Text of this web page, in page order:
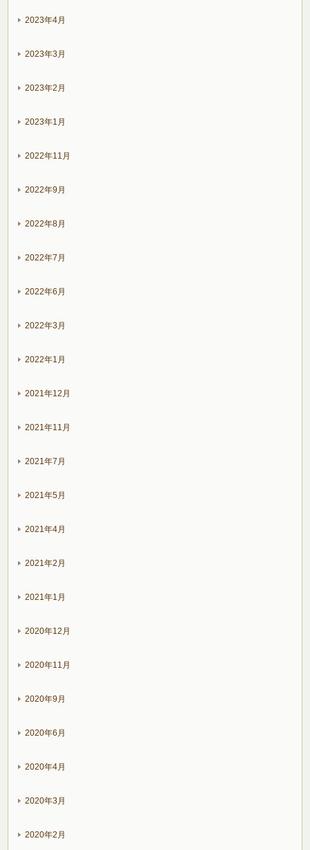
2023年4月
2023年3月
2023年2月
2023年1月
2022年11月
2022年9月
2022年8月
2022年7月
2022年6月
2022年3月
2022年1月
2021年12月
2021年11月
2021年7月
2021年5月
2021年4月
2021年2月
2021年1月
2020年12月
2020年11月
2020年9月
2020年6月
2020年4月
2020年3月
2020年2月